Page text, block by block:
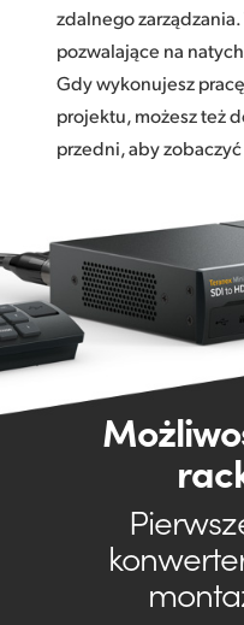
zdalnego zarządzania.
pozwalające na
Gdy wykonujesz
projektu, możesz też
przedni, aby